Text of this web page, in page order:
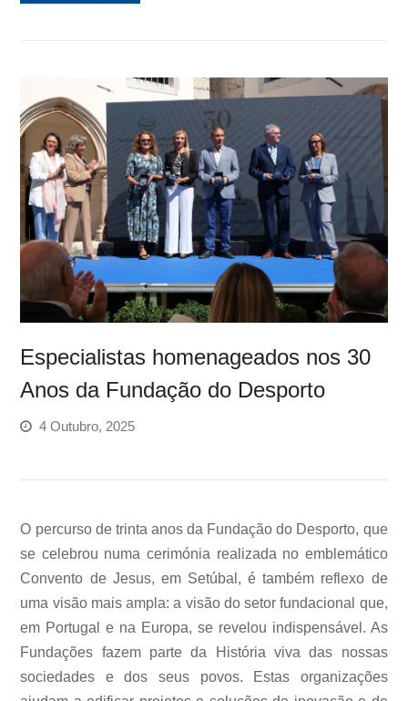
Especialistas homenageados nos 30
Anos da Fundação do Desporto
4 Outubro, 2025
O percurso de trinta anos da Fundação do Desporto, que
se celebrou numa cerimónia realizada no emblemático
Convento de Jesus, em Setúbal, é também reflexo de
uma visão mais ampla: a visão do setor fundacional que,
em Portugal e na Europa, se revelou indispensável. As
Fundações fazem parte da História viva das nossas
sociedades e dos seus povos. Estas organizações